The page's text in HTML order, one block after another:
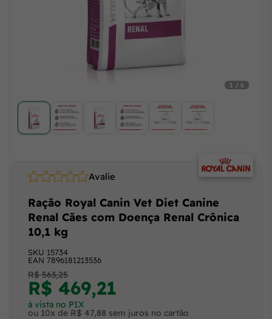
1 / 6
Avalie
SKU 15734
EAN 7896181213536
Ração Royal Canin Vet Diet Canine
Renal Cães com Doença Renal Crônica
10,1 kg
R$ 563,25
R$ 469,21
à vista no PIX
ou 10x de R$ 47,88 sem juros no cartão